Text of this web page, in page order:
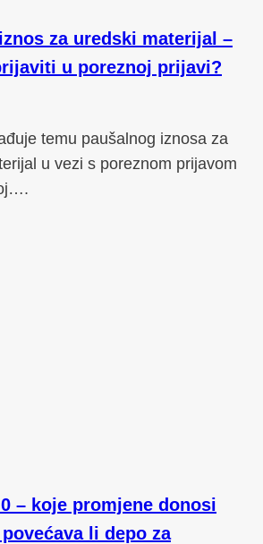
za uredski materijal –
u poreznoj prijavi?
temu paušalnog iznosa za
u vezi s poreznom prijavom
– koje promjene donosi
li depo za